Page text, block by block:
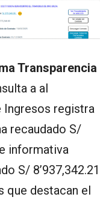
Transparencia
a al
Ingresos registra
recaudado S/
informativa
S/ 8’937,342.21
que destacan el